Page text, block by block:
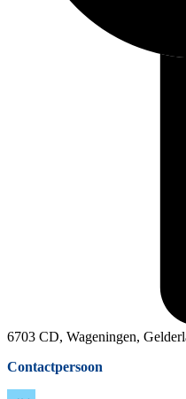
6703 CD, Wageningen,
Contactpersoon